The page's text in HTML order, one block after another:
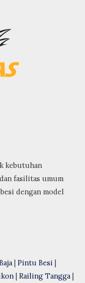
kebutuhan
fasilitas umum
dengan model
| Pintu Besi |
| Railing Tangga |